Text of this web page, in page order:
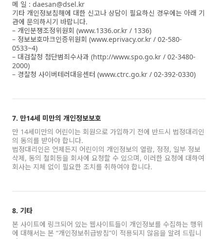
메 일 : daesan@dsel.kr
기타 개인정보침해에 대한 신고나 상담이 필요하신 경우에는 아래 기
관에 문의하시기 바랍니다.
– 개인분쟁조정위원회 (www.1336.or.kr / 1336)
– 정보보호마크인증위원회 (www.eprivacy.or.kr / 02-580-
0533~4)
– 대검찰청 첨단범죄수사과 (http://www.spo.go.kr / 02-3480-
2000)
– 경찰청 사이버테러대응센터 (www.ctrc.go.kr / 02-392-0330)
7. 만14세 미만의 개인정보보호
만 14세미만의 어린이는 회원으로 가입하기 전에 반드시 법정대리인
의 동의를 받아야 합니다.
법정대리인은 언제든지 어린이의 개인정보의 열람, 정정, 일부 정보
삭제, 동의 철회등을 회사에 요청할 수 있으며, 이러한 요청에 대하여
회사는 지체 없이 필요한 조치를 취하여야 합니다.
8. 기타
본 사이트에 링크되어 있는 웹사이트들이 개인정보를 수집하는 행위
에 대해서는 본 “개인정보취급방침”이 적용되지 않음을 알려 드립니